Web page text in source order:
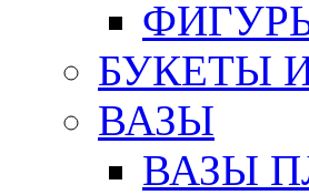
БУКЕТЫ
ВАЗЫ
ВАЗЫ